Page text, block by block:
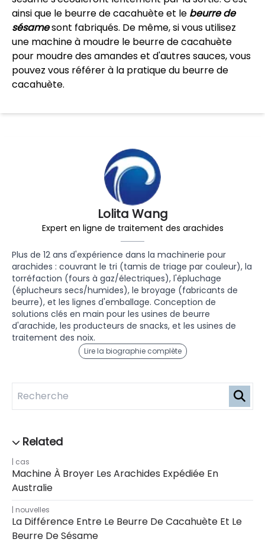
Lolita Wang
Expert en ligne de traitement des arachides
Plus de 12 ans d'expérience dans la machinerie pour
arachides : couvrant le tri (tamis de triage par couleur), la
torréfaction (fours à gaz/électriques), l'épluchage
(éplucheurs secs/humides), le broyage (fabricants de
beurre), et les lignes d'emballage. Conception de
solutions clés en main pour les usines de beurre
d'arachide, les producteurs de snacks, et les usines de
traitement des noix.
Lire la biographie complète
cas
Machine À Broyer Les Arachides Expédiée En
Australie
nouvelles
La Différence Entre Le Beurre De Cacahuète Et Le
Beurre De Sésame
ainsi que le beurre de cacahuète et le beurre de
sésamesont fabriqués. De même, si vous utilisez
une machine à moudre le beurre de cacahuète
pour moudre des amandes et d'autres sauces, vous
pouvez vous référer à la pratique du beurre de
cacahuète.